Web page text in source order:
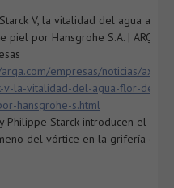
V, la vitalidad del agua a
piel por Hansgrohe S.A. | ARQA
empresas/noticias/axor-
v-la-vitalidad-del-agua-flor-de-
hansgrohe-s.html
Philippe Starck introducen el
del vórtice en la grifería del